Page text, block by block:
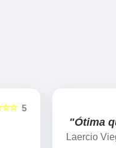
"Ótima qualidade!"
Laercio Viegas